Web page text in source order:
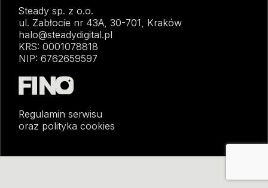
Steady sp. z o.o.
ul. Zabłocie nr 43A, 30-701, Kraków
halo@steadydigital.pl
KRS: 0001078818
NIP: 6762659597
Regulamin serwisu
oraz polityka cookies